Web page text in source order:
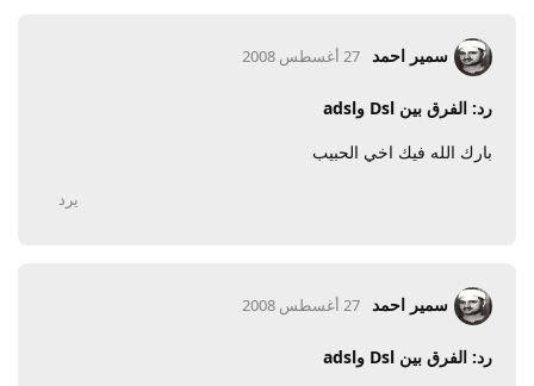
سمير احمد 27 أغسطس 2008
رد: الفرق بين Dsl وadsl
بارك الله فيك اخي الحبيب
يرد
سمير احمد 27 أغسطس 2008
رد: الفرق بين Dsl وadsl